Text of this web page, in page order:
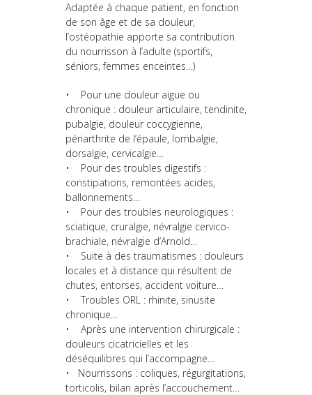
Adaptée à chaque patient, en fonction
de son âge et de sa douleur,
l’ostéopathie apporte sa contribution
du nourrisson à l’adulte (sportifs,
séniors, femmes enceintes…)
• Pour une douleur aigue ou
chronique : douleur articulaire, tendinite,
pubalgie, douleur coccygienne,
périarthrite de l’épaule, lombalgie,
dorsalgie, cervicalgie…
• Pour des troubles digestifs :
constipations, remontées acides,
ballonnements…
• Pour des troubles neurologiques :
sciatique, cruralgie, névralgie cervico-
brachiale, névralgie d’Arnold…
• Suite à des traumatismes : douleurs
locales et à distance qui résultent de
chutes, entorses, accident voiture…
• Troubles ORL : rhinite, sinusite
chronique…
• Après une intervention chirurgicale :
douleurs cicatricielles et les
déséquilibres qui l’accompagne…
• Nourrissons : coliques, régurgitations,
torticolis, bilan après l’accouchement…